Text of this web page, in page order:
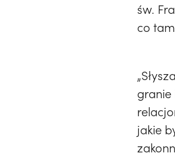
św.
co
granie
jakie